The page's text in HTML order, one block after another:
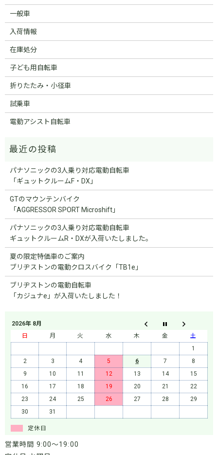
一般車
入荷情報
在庫処分
子ども用自転車
折りたたみ・小径車
試乗車
電動アシスト自転車
パナソニックの3人乗り対応電動自転車
「ギュットクルームF・DX」
GTのマウンテンバイク
「AGGRESSOR SPORT Microshift」
パナソニックの3人乗り対応電動自転車
ギュットクルームR・DXが入荷いたしました。
夏の限定特価車のご案内
ブリヂストンの電動クロスバイク「TB1e」
ブリヂストンの電動自転車
「カジュナe」が入荷いたしました！
2026年 8月
日
月 火 水 木 金
土
1
2
3 4 5 6 7
8
9
10 11 12 13 14
15
16
17 18 19 20 21
22
23
24 25 26 27 28
29
30
31
定休日
営業時間 9:00～19:00